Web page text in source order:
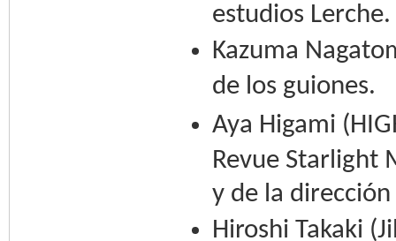
estudios Lerche.
Kazuma
de los guiones.
Aya Higami
Revue Starlight
y de la
Hiroshi Takaki